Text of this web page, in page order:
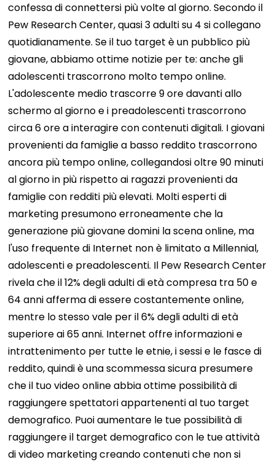
confessa di connettersi più volte al giorno. Secondo il
Pew Research Center, quasi 3 adulti su 4 si collegano
quotidianamente. Se il tuo target è un pubblico più
giovane, abbiamo ottime notizie per te: anche gli
adolescenti trascorrono molto tempo online.
L'adolescente medio trascorre 9 ore davanti allo
schermo al giorno e i preadolescenti trascorrono
circa 6 ore a interagire con contenuti digitali. I giovani
provenienti da famiglie a basso reddito trascorrono
ancora più tempo online, collegandosi oltre 90 minuti
al giorno in più rispetto ai ragazzi provenienti da
famiglie con redditi più elevati. Molti esperti di
marketing presumono erroneamente che la
generazione più giovane domini la scena online, ma
l'uso frequente di Internet non è limitato a Millennial,
adolescenti e preadolescenti. Il Pew Research Center
rivela che il 12% degli adulti di età compresa tra 50 e
64 anni afferma di essere costantemente online,
mentre lo stesso vale per il 6% degli adulti di età
superiore ai 65 anni. Internet offre informazioni e
intrattenimento per tutte le etnie, i sessi e le fasce di
reddito, quindi è una scommessa sicura presumere
che il tuo video online abbia ottime possibilità di
raggiungere spettatori appartenenti al tuo target
demografico. Puoi aumentare le tue possibilità di
raggiungere il target demografico con le tue attività
di video marketing creando contenuti che non si